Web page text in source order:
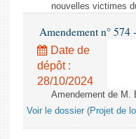
nouvelles victimes
Amendement n° 574
Date de
dépôt :
28/10/2024
Amendement de M.
Voir le dossier (Projet de